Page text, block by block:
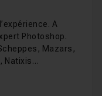
A
Photoshop.
Mazars,
Natixis…